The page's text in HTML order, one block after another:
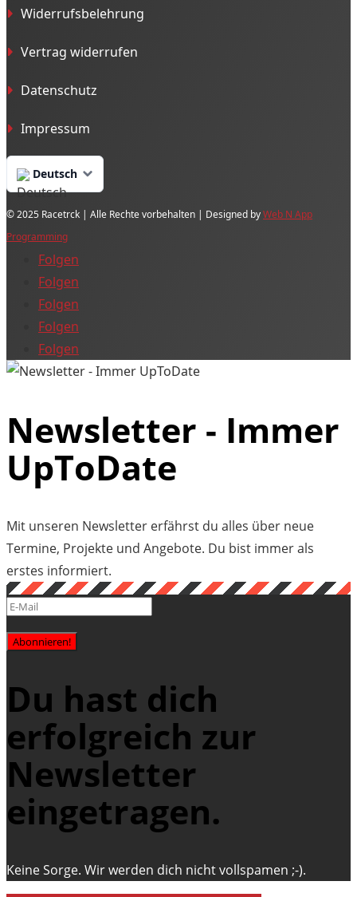
Widerrufsbelehrung
Vertrag widerrufen
Datenschutz
Impressum
Deutsch
© 2025 Racetrck | Alle Rechte vorbehalten | Designed byWeb N App
Programming
Folgen
Folgen
Folgen
Folgen
Folgen
Newsletter - Immer
UpToDate
Mit unseren Newsletter erfährst du alles über neue
Termine, Projekte und Angebote. Du bist immer als
erstes informiert.
Abonnieren!
Du hast dich
erfolgreich zur
Newsletter
eingetragen.
Keine Sorge. Wir werden dich nicht vollspamen ;-).